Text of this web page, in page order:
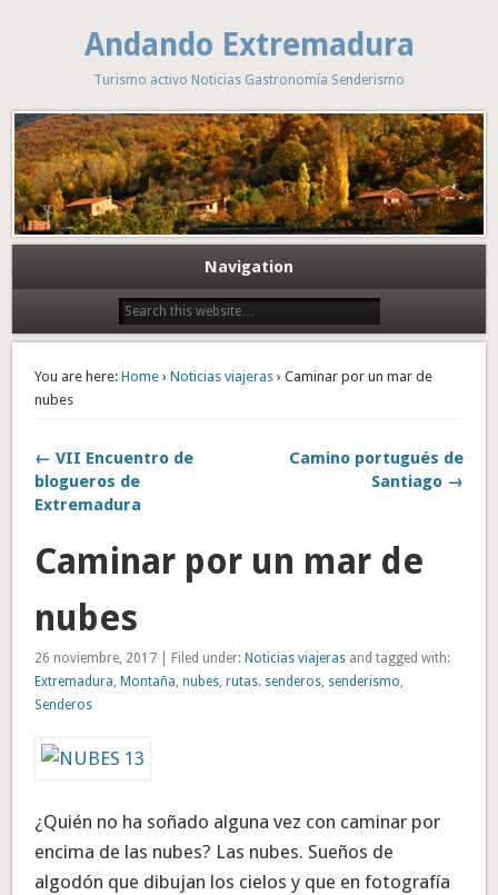
Andando Extremadura
Turismo activo Noticias Gastronomía Senderismo
Navigation
You are here: Home ›Noticias viajeras › Caminar por un mar de
nubes
← VII Encuentro de
blogueros de
Extremadura
Camino portugués de
Santiago →
Caminar por un mar de
nubes
26 noviembre, 2017 | Filed under: Noticias viajeras and tagged with:
Extremadura, Montaña,nubes,rutas. senderos, senderismo,
Senderos
¿Quién no ha soñado alguna vez con caminar por
encima de las nubes? Las nubes. Sueños de
algodón que dibujan los cielos y que en fotografía